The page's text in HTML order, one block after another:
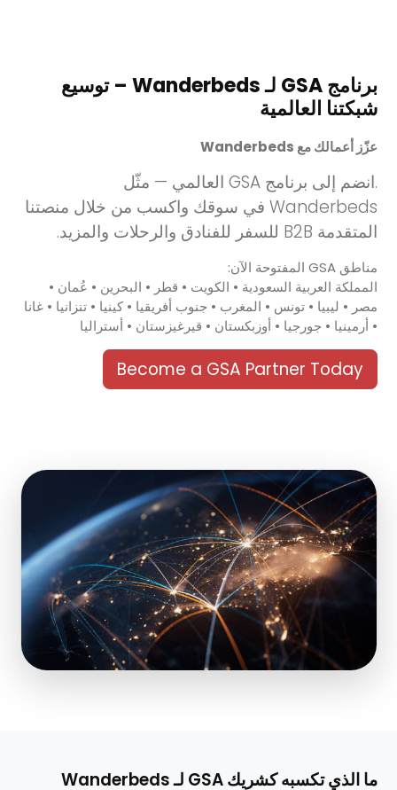
برنامج GSA لـ Wanderbeds – توسيع
شبكتنا العالمية
عزّز أعمالك مع Wanderbeds
.انضم إلى برنامج GSA العالمي — مثّل
Wanderbeds في سوقك واكسب من خلال منصتنا
المتقدمة B2B للسفر للفنادق والرحلات والمزيد.
مناطق GSA المفتوحة الآن:
المملكة العربية السعودية • الكويت • قطر • البحرين • عُمان •
مصر • ليبيا • تونس • المغرب • جنوب أفريقيا • كينيا • تنزانيا • غانا
• أرمينيا • جورجيا • أوزبكستان • قيرغيزستان • أستراليا
Become a GSA Partner Today
ما الذي تكسبه كشريك GSA لـ Wanderbeds